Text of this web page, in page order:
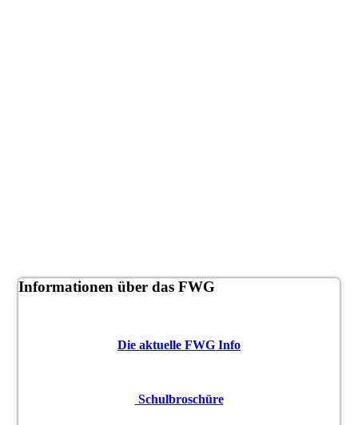
Informationen über das FWG
Die aktuelle FWG Info
Schulbroschüre